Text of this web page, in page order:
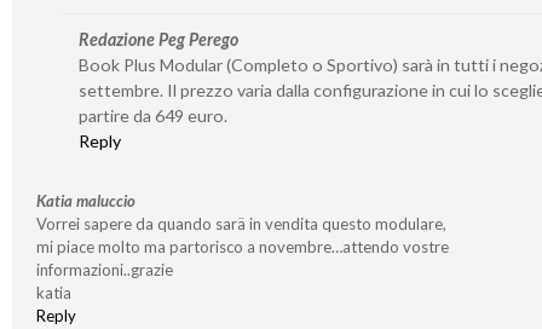
Redazione Peg Perego
Book Plus Modular (Completo o Sportivo) sarà in tutti i
settembre. Il prezzo varia dalla configurazione in cui lo
partire da 649 euro.
Reply
Katia maluccio
Vorrei sapere da quando sarä in vendita questo modulare,
mi piace molto ma partorisco a novembre…attendo vostre
informazioni..grazie
katia
Reply